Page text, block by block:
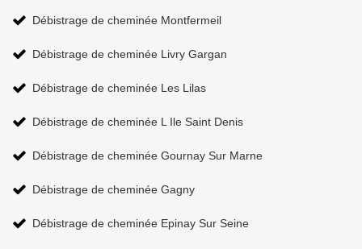
Débistrage de cheminée Montfermeil
Débistrage de cheminée Livry Gargan
Débistrage de cheminée Les Lilas
Débistrage de cheminée L Ile Saint Denis
Débistrage de cheminée Gournay Sur Marne
Débistrage de cheminée Gagny
Débistrage de cheminée Epinay Sur Seine